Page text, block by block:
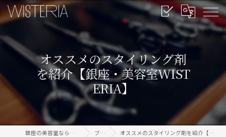
オススメのスタイリング剤
を紹介【銀座・美容室WIST
ERIA】
銀座の美容室なら信頼のWISTERIA ブログ オススメのスタイリング剤を紹介【銀座・美容室WISTERIA】